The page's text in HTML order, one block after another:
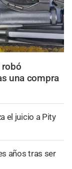
robó
una compra
el juicio a Pity
años tras ser